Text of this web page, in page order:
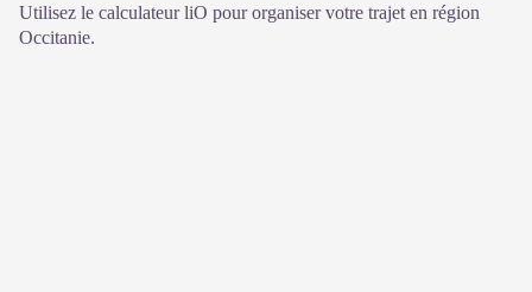
Utilisez le calculateur liO pour organiser votre trajet en région
Occitanie.